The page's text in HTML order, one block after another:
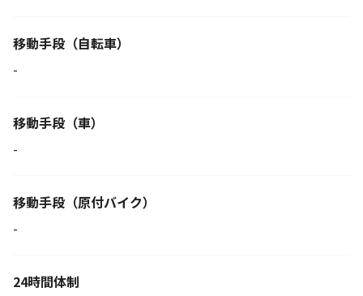
移動手段 （自転車）
-
移動手段（車）
-
移動手段 （原付バイク）
-
24時間体制